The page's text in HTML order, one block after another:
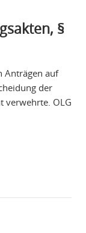
§
Anträgen auf
der
verwehrte. OLG